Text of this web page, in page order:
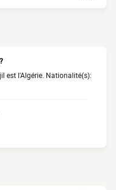
est l'Algérie. Nationalité(s):